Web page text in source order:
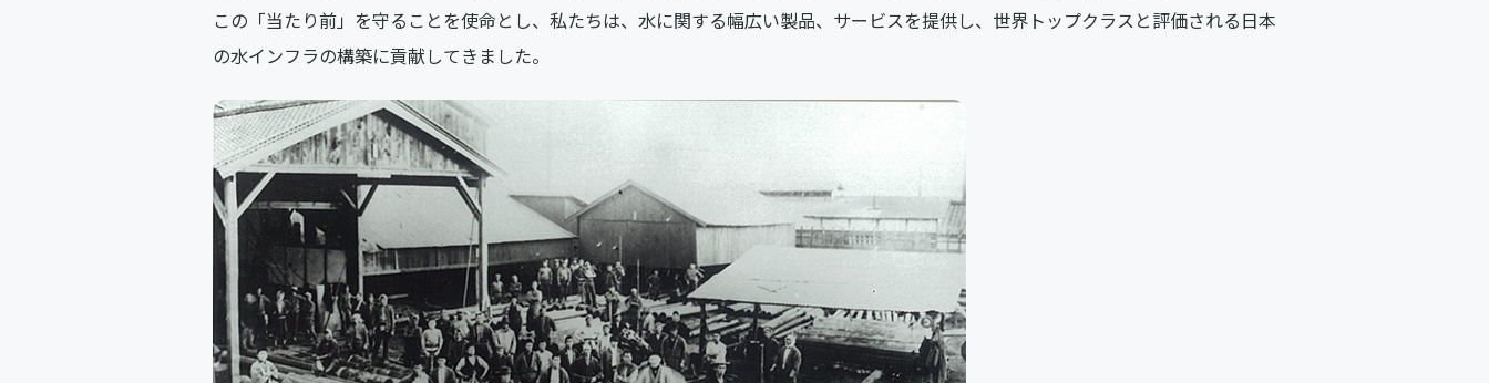
この「当たり前」を守ることを使命とし、私たちは、水に関する幅広い製品、サービスを提供し、世界トップクラスと評価される日本
の水インフラの構築に貢献してきました。